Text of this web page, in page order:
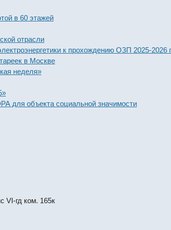
60 этажей
к прохождению ОЗП 2025-2026 годов
в Москве
объекта социальной значимости
VI-гд ком. 165к